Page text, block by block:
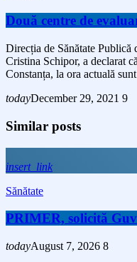
Două centre de
Direcția de Sănătate
Cristina Schipor, a declarat
Constanța, la ora actuală
todayDecember 29, 2021 9
Similar posts
insert_link
Sănătate
PRIMER, solicită
todayAugust 7, 2026 8